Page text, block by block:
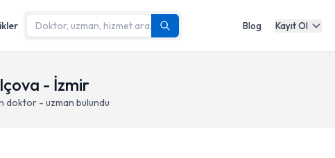
Blog Kayıt Ol
- İzmir
doktor - uzman bulundu